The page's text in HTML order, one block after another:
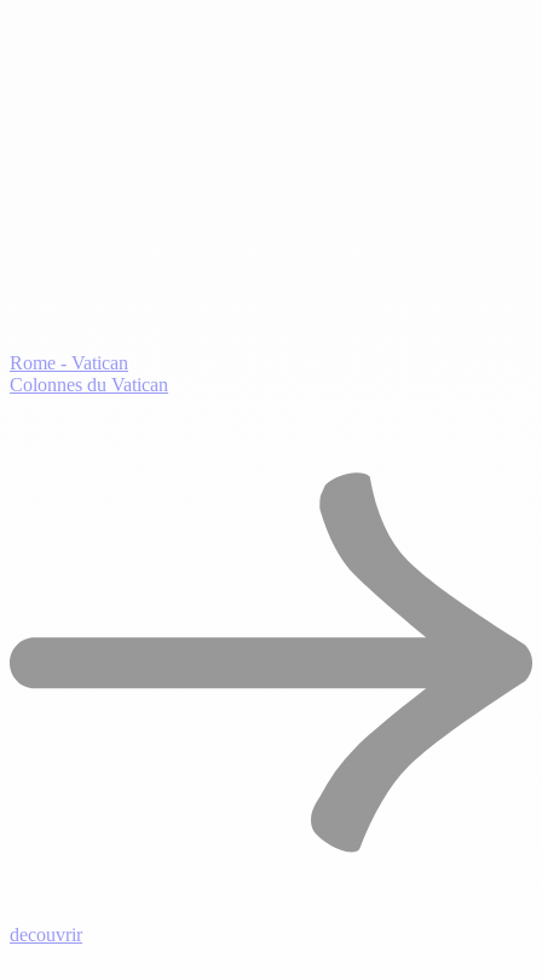
Rome - Vatican
Colonnes du Vatican
decouvrir